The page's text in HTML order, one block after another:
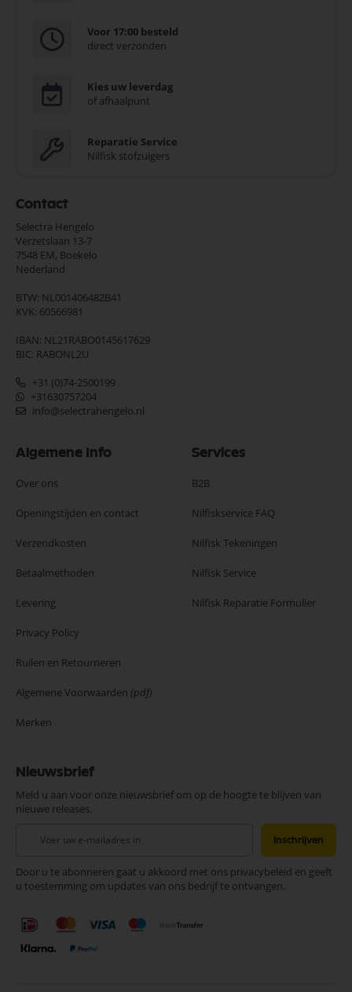
Voor 17:00 besteld
direct verzonden
Kies uw leverdag
of afhaalpunt
Reparatie Service
Nilfisk stofzuigers
Contact
Selectra Hengelo
Verzetslaan 13-7
7548 EM, Boekelo
Nederland
BTW: NL001406482B41
KVK: 60566981
IBAN: NL21RABO0145617629
BIC: RABONL2U
+31 (0)74-2500199
+31630757204
info@selectrahengelo.nl
Algemene Info
Over ons
Openingstijden en contact
Verzendkosten
Betaalmethoden
Levering
Privacy Policy
Ruilen en Retourneren
Algemene Voorwaarden (pdf)
Merken
Services
B2B
Nilfiskservice FAQ
Nilfisk Tekeningen
Nilfisk Service
Nilfisk Reparatie Formulier
Nieuwsbrief
Meld u aan voor onze nieuwsbrief om op de hoogte te blijven van
nieuwe releases.
onze
nieuwsbrief
Inschrijven
Door u te abonneren gaat u akkoord met ons privacybeleid en geeft
u toestemming om updates van ons bedrijf te ontvangen.